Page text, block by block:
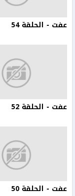
عفت - الحلقة 54
عفت - الحلقة 52
عفت - الحلقة 50